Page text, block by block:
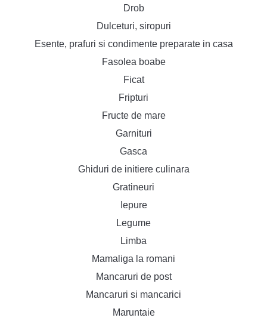
Drob
Dulceturi, siropuri
Esente, prafuri si condimente preparate in casa
Fasolea boabe
Ficat
Fripturi
Fructe de mare
Garnituri
Gasca
Ghiduri de initiere culinara
Gratineuri
Iepure
Legume
Limba
Mamaliga la romani
Mancaruri de post
Mancaruri si mancarici
Maruntaie